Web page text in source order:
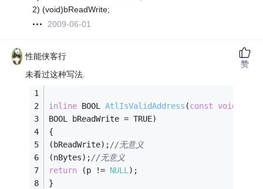
2) (void)bReadWrite;
2009-06-01
性能侠客行
未看过这种写法.
inline BOOL AtlIsValidAddress (const void
BOOL bReadWrite = TRUE)
{
(bReadWrite);//无意义
(nBytes);//无意义
return (p != NULL);
}
赞